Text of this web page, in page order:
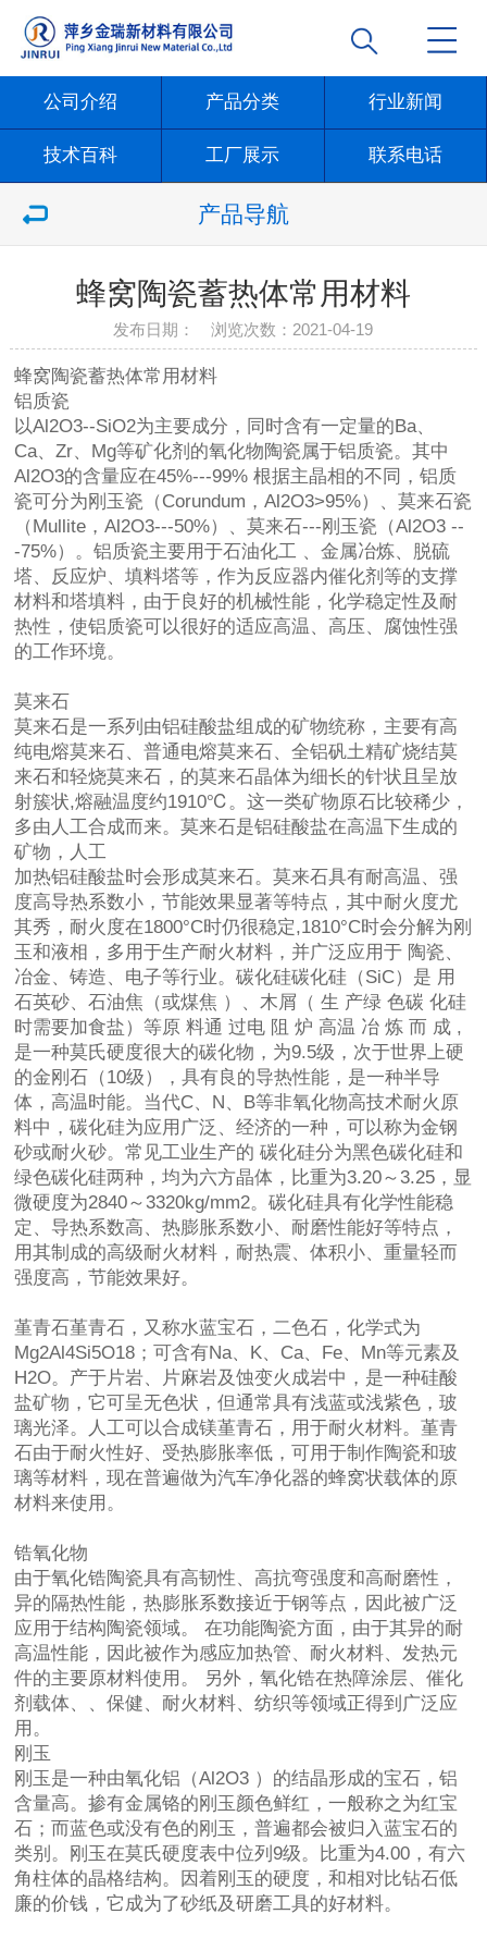
公司介绍 产品分类 行业新闻
技术百科 工厂展示 联系电话
产品导航
蜂窝陶瓷蓄热体常用材料
发布日期： 浏览次数： 2021-04-19
蜂窝陶瓷蓄热体常用材料
铝质瓷
以Al2O3--SiO2为主要成分，同时含有一定量的Ba、
Ca、Zr、Mg等矿化剂的氧化物陶瓷属于铝质瓷。其中
Al2O3的含量应在45%---99% 根据主晶相的不同，铝质
瓷可分为刚玉瓷（Corundum，Al2O3>95%）、莫来石瓷
（Mullite，Al2O3---50%）、莫来石---刚玉瓷（Al2O3 --
-75%）。铝质瓷主要用于石油化工 、金属冶炼、脱硫
塔、反应炉、填料塔等，作为反应器内催化剂等的支撑
材料和塔填料，由于良好的机械性能，化学稳定性及耐
热性，使铝质瓷可以很好的适应高温、高压、腐蚀性强
的工作环境。
莫来石
莫来石是一系列由铝硅酸盐组成的矿物统称，主要有高
纯电熔莫来石、普通电熔莫来石、全铝矾土精矿烧结莫
来石和轻烧莫来石，的莫来石晶体为细长的针状且呈放
射簇状,熔融温度约1910℃。这一类矿物原石比较稀少，
多由人工合成而来。莫来石是铝硅酸盐在高温下生成的
矿物，人工
加热铝硅酸盐时会形成莫来石。莫来石具有耐高温、强
度高导热系数小，节能效果显著等特点，其中耐火度尤
其秀，耐火度在1800°C时仍很稳定,1810°C时会分解为刚
玉和液相，多用于生产耐火材料，并广泛应用于 陶瓷、
冶金、铸造、电子等行业。碳化硅碳化硅（SiC）是 用
石英砂、石油焦（或煤焦 ）、木屑（ 生 产绿 色碳 化硅
时需要加食盐）等原 料通 过电 阻 炉 高温 冶 炼 而 成 ,
是一种莫氏硬度很大的碳化物，为9.5级，次于世界上硬
的金刚石（10级），具有良的导热性能，是一种半导
体，高温时能。当代C、N、B等非氧化物高技术耐火原
料中，碳化硅为应用广泛、经济的一种，可以称为金钢
砂或耐火砂。常见工业生产的 碳化硅分为黑色碳化硅和
绿色碳化硅两种，均为六方晶体，比重为3.20～3.25，显
微硬度为2840～3320kg/mm2。碳化硅具有化学性能稳
定、导热系数高、热膨胀系数小、耐磨性能好等特点，
用其制成的高级耐火材料，耐热震、体积小、重量轻而
强度高，节能效果好。
堇青石堇青石，又称水蓝宝石，二色石，化学式为
Mg2Al4Si5O18；可含有Na、K、Ca、Fe、Mn等元素及
H2O。产于片岩、片麻岩及蚀变火成岩中，是一种硅酸
盐矿物，它可呈无色状，但通常具有浅蓝或浅紫色，玻
璃光泽。人工可以合成镁堇青石，用于耐火材料。堇青
石由于耐火性好、受热膨胀率低，可用于制作陶瓷和玻
璃等材料，现在普遍做为汽车净化器的蜂窝状载体的原
材料来使用。
锆氧化物
由于氧化锆陶瓷具有高韧性、高抗弯强度和高耐磨性，
异的隔热性能，热膨胀系数接近于钢等点，因此被广泛
应用于结构陶瓷领域。 在功能陶瓷方面，由于其异的耐
高温性能，因此被作为感应加热管、耐火材料、发热元
件的主要原材料使用。 另外，氧化锆在热障涂层、催化
剂载体、、保健、耐火材料、纺织等领域正得到广泛应
用。
刚玉
刚玉是一种由氧化铝（Al2O3 ）的结晶形成的宝石，铝
含量高。掺有金属铬的刚玉颜色鲜红，一般称之为红宝
石；而蓝色或没有色的刚玉，普遍都会被归入蓝宝石的
类别。刚玉在莫氏硬度表中位列9级。比重为4.00，有六
角柱体的晶格结构。因着刚玉的硬度，和相对比钻石低
廉的价钱，它成为了砂纸及研磨工具的好材料。